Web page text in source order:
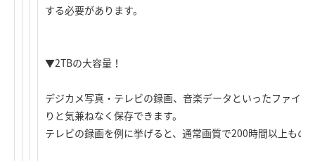
する必要があります。
▼2TBの大容量！
デジカメ写真・テレビの録画、音楽データといったファイ
りと気兼ねなく保存できます。
テレビの録画を例に挙げると、通常画質で200時間以上もの